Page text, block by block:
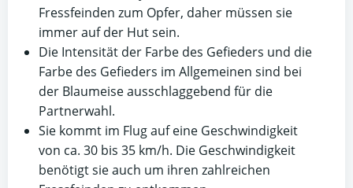
Fressfeinden zum Opfer, daher müssen sie
immer auf der Hut sein.
Die Intensität der Farbe des Gefieders und die
Farbe des Gefieders im Allgemeinen sind bei
der Blaumeise ausschlaggebend für die
Partnerwahl.
Sie kommt im Flug auf eine Geschwindigkeit
von ca. 30 bis 35 km/h. Die Geschwindigkeit
benötigt sie auch um ihren zahlreichen